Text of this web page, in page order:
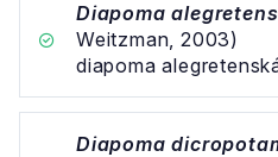
Diapoma
Weitzman, 2003)
diapoma
Diapoma